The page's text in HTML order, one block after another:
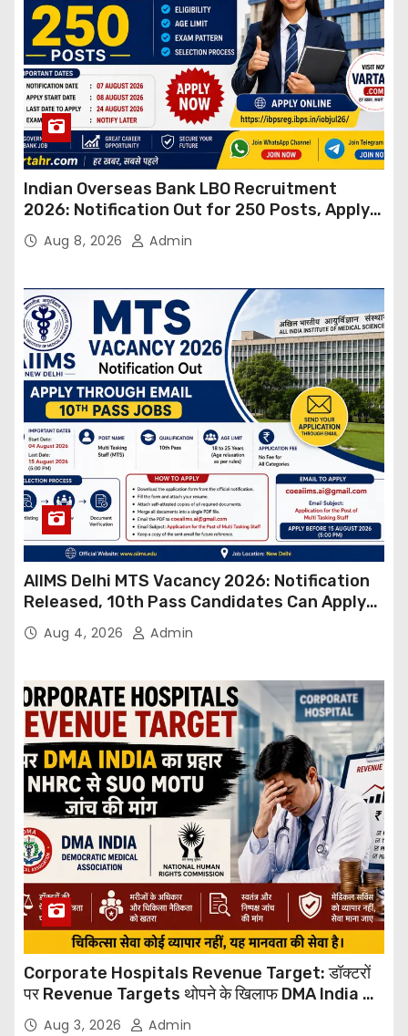
Indian Overseas Bank LBO Recruitment
2026: Notification Out for 250 Posts, Apply
OnlineAug 8, 2026 Admin
AIIMS Delhi MTS Vacancy 2026: Notification
Released, 10th Pass Candidates Can Apply
Through Email
Aug 4, 2026 Admin
Corporate Hospitals Revenue Target: डॉक्टरों
पर Revenue Targets थोपने के खिलाफ DMA India का
बड़ा कदम, NHRC से Suo Motu जांच की मांग
Aug 3, 2026 Admin